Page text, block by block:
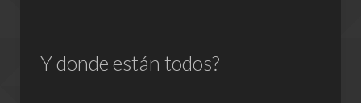
Y donde están todos?